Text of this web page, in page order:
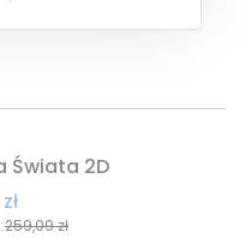
Świata 2D
259,09 zł